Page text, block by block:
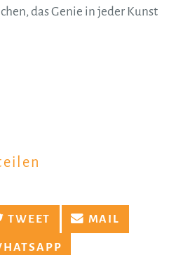
das Genie in jeder Kunst
TWEET MAIL